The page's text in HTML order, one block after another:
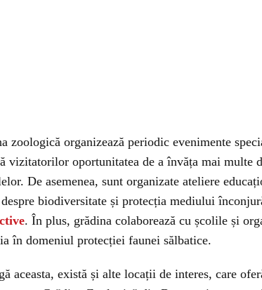
zoologică organizează periodic evenimente
vizitatorilor oportunitatea de a învăța mai multe
De asemenea, sunt organizate ateliere
biodiversitate și protecția mediului
. În plus, grădina colaborează cu școlile și
în domeniul protecției faunei sălbatice.
aceasta, există și alte locații de interes, care